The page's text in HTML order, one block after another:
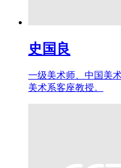
史国良
一级美术师、中国美
美术系客座教授。